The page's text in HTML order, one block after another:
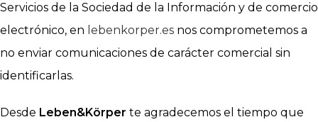
Servicios de la Sociedad de la Información y de comercio
electrónico, en lebenkorper.es nos comprometemos a
no enviar comunicaciones de carácter comercial sin
identificarlas.
Desde Leben&Körper te agradecemos el tiempo que